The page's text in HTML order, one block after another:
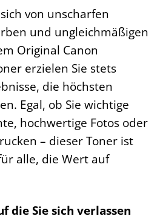
von unscharfen
und ungleichmäßigen
Original Canon
erzielen Sie stets
die höchsten
Egal, ob Sie wichtige
hochwertige Fotos oder
– dieser Toner ist
alle, die Wert auf
die Sie sich verlassen